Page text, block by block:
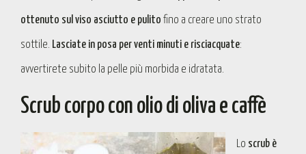
ottenuto sul viso asciutto e pulito fino a creare uno strato
sottile. Lasciate in posa per venti minuti e risciacquate:
avvertirete subito la pelle più morbida e idratata.
Scrub corpo con olio di oliva e caffè
Lo scrub è